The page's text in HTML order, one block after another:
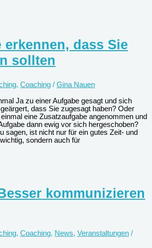
erkennen, dass Sie
sollten
, Coaching / Gina Nauen
Ja zu einer Aufgabe gesagt und sich
dass Sie zugesagt haben? Oder
eine Zusatzaufgabe angenommen und
dann ewig vor sich hergeschoben?
sagen, ist nicht nur für ein gutes Zeit- und
sondern auch für
kommunizieren
, Coaching, News, Veranstaltungen /